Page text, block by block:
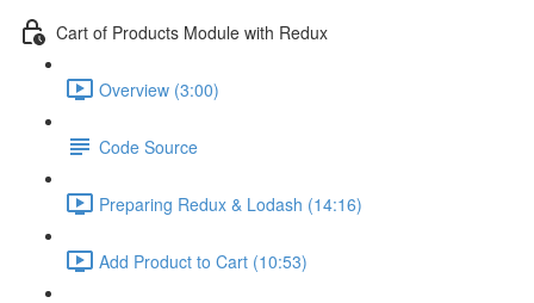
Cart of Products Module with Redux
Overview (3:00)
Code Source
Preparing Redux & Lodash (14:16)
Add Product to Cart (10:53)